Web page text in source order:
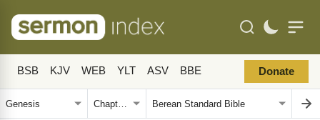
BSB KJV WEB YLT ASV BBE Donate